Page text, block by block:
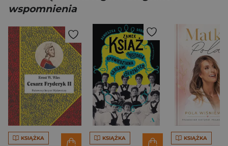
wspomnienia
KSIĄŻKA KSIĄŻKA KSIĄŻKA